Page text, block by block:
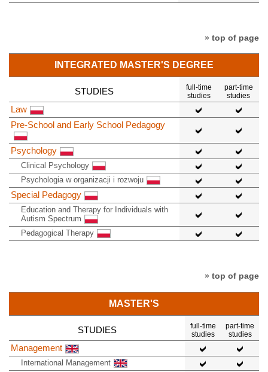
» top of page
INTEGRATED MASTER'S DEGREE
STUDIES
full-time
studies
part-time
studies
Law
Pre-School and Early School Pedagogy
Psychology
Clinical Psychology
Psychologia w organizacji i rozwoju
Special Pedagogy
Education and Therapy for Individuals with
Autism Spectrum
Pedagogical Therapy
» top of page
MASTER'S
STUDIES
full-time
studies
part-time
studies
Management
International Management